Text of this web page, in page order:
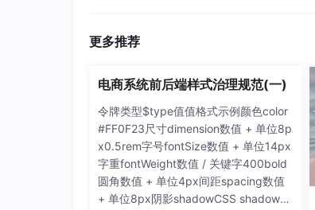
应链。先判定爆款的产品逻辑（定制、
类目与高毛利选品。
图片下载：对标高转化Listing的“视觉地
批量下载对标卖家在主图、场景图中的
式快速自用优化，是提升转化率的直接
预警系统：竞品动态实时捕捉，抢占流量
价格预警与库存预警的组合是卖家在
更多推荐
电商系统前后端样式治理规范(一)
令牌类型$type值值格式示例颜色color
#FF0F23尺寸dimension数值 + 单位8p
x0.5rem字号fontSize数值 + 单位14px
字重fontWeight数值 / 关键字400bold
圆角数值 + 单位4px间距spacing数值
+ 单位8px阴影shadowCSS shadow